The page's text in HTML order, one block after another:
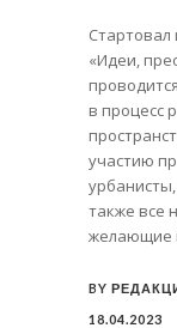
Стартовал
«Идеи,
в процесс
участию
также все
желающие
BY
18.04.2023